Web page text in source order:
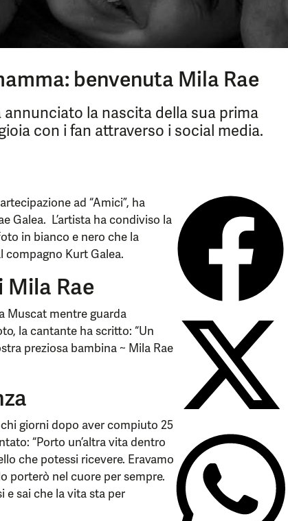
benvenuta Mila Rae
la nascita della sua prima
con i fan attraverso i social media.
ad “Amici”, ha
Galea. L’artista ha condiviso la
in bianco e nero che la
compagno Kurt Galea.
Mila Rae
Muscat mentre guarda
la cantante ha scritto: “Un
preziosa bambina ~ Mila Rae
giorni dopo aver compiuto 25
“Porto un’altra vita dentro
che potessi ricevere. Eravamo
porterò nel cuore per sempre.
sai che la vita sta per